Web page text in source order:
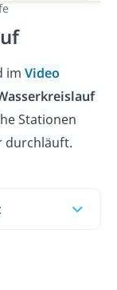
imVideo
Stationen
durchläuft.